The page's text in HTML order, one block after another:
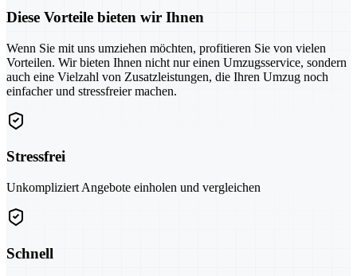
Diese Vorteile bieten wir Ihnen
Wenn Sie mit uns umziehen möchten, profitieren Sie von vielen
Vorteilen. Wir bieten Ihnen nicht nur einen Umzugsservice, sondern
auch eine Vielzahl von Zusatzleistungen, die Ihren Umzug noch
einfacher und stressfreier machen.
Stressfrei
Unkompliziert Angebote einholen und vergleichen
Schnell